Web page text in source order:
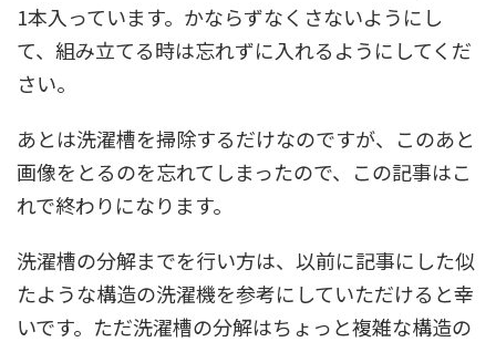
1本入っています。かならずなくさないようにし
て、組み立てる時は忘れずに入れるようにしてくだ
さい。
あとは洗濯槽を掃除するだけなのですが、このあと
画像をとるのを忘れてしまったので、この記事はこ
れで終わりになります。
洗濯槽の分解までを行い方は、以前に記事にした似
たような構造の洗濯機を参考にしていただけると幸
いです。ただ洗濯槽の分解はちょっと複雑な構造の